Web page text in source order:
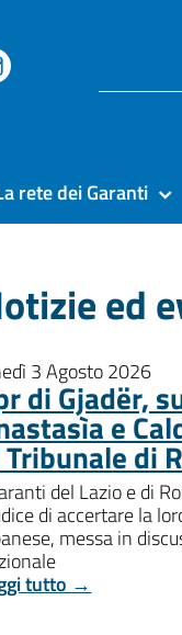
rete dei Garanti
ed
3 Agosto 2026
di Gjadër,
e
di
del Lazio e di
di accertare la
messa in
tutto →